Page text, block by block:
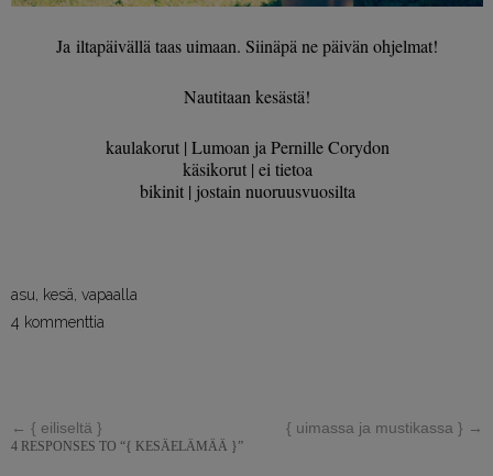
Ja iltapäivällä taas uimaan. Siinäpä ne päivän ohjelmat!
Nautitaan kesästä!
kaulakorut | Lumoan ja Pernille Corydon
käsikorut | ei tietoa
bikinit | jostain nuoruusvuosilta
asu kesä vapaalla
4 kommenttia
← { eiliseltä } { uimassa ja mustikassa } →
4 RESPONSES TO “{ KESÄELÄMÄÄ }”